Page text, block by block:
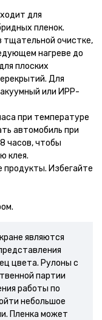
для
пленок.
очистке,
нагреве до
плоских
Для
или ИРР-
при температуре
автомобиль при
часов, чтобы
клея.
Избегайте
являются
цвета. Рулоны с
партии
работы по
небольшое
Пленка может